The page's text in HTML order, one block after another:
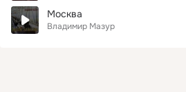
Москва
Владимир Мазур